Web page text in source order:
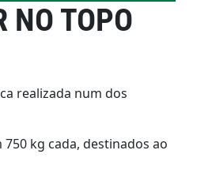
NO TOPO
realizada num dos
kg cada, destinados ao